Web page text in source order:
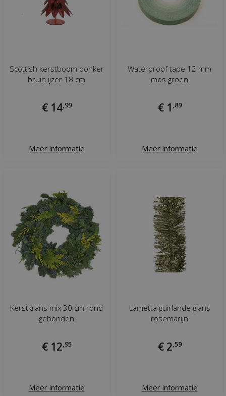
Scottish kerstboom donker
bruin ijzer 18 cm
€ 14 99
Meer informatie
Waterproof tape 12 mm
mos groen
€ 1 89
Meer informatie
Kerstkrans mix 30 cm rond
gebonden
€ 12 95
Meer informatie
Lametta guirlande glans
rosemarijn
€ 2 59
Meer informatie